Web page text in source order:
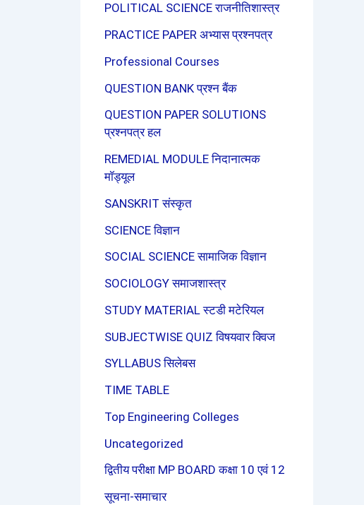
POLITICAL SCIENCE राजनीतिशास्त्र
PRACTICE PAPER अभ्यास प्रश्नपत्र
Professional Courses
QUESTION BANK प्रश्न बैंक
QUESTION PAPER SOLUTIONS
प्रश्नपत्र हल
REMEDIAL MODULE निदानात्मक
मॉड्यूल
SANSKRIT संस्कृत
SCIENCE विज्ञान
SOCIAL SCIENCE सामाजिक विज्ञान
SOCIOLOGY समाजशास्त्र
STUDY MATERIAL स्टडी मटेरियल
SUBJECTWISE QUIZ विषयवार क्विज
SYLLABUS सिलेबस
TIME TABLE
Top Engineering Colleges
Uncategorized
द्वितीय परीक्षा MP BOARD कक्षा 10 एवं 12
सूचना-समाचार